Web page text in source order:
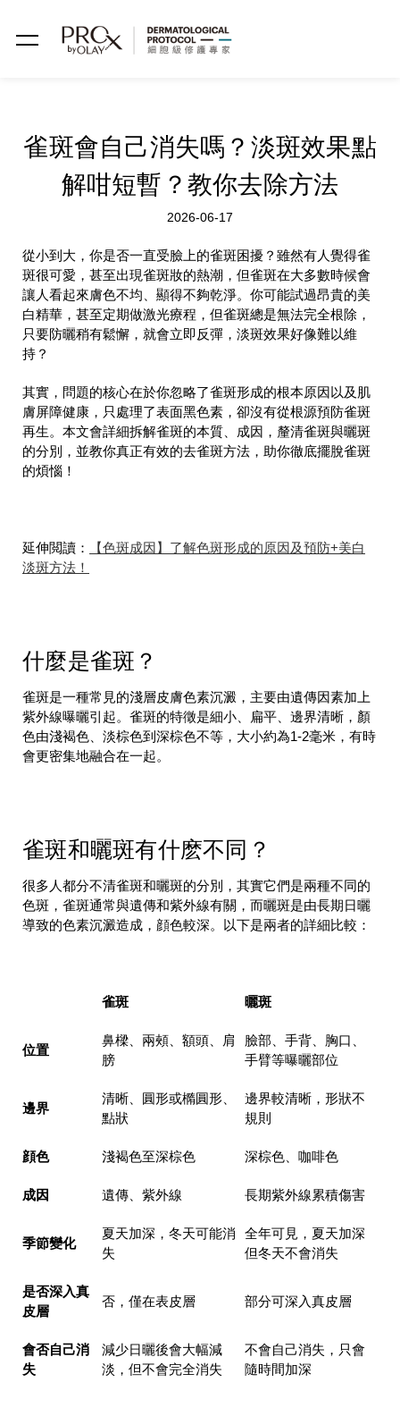
雀斑會自己消失嗎？淡斑效果點
解咁短暫？教你去除方法
2026-06-17
從小到大，你是否一直受臉上的雀斑困擾？雖然有人覺得雀
斑很可愛，甚至出現雀斑妝的熱潮，但雀斑在大多數時候會
讓人看起來膚色不均、顯得不夠乾淨。你可能試過昂貴的美
白精華，甚至定期做激光療程，但雀斑總是無法完全根除，
只要防曬稍有鬆懈，就會立即反彈，淡斑效果好像難以維
持？
其實，問題的核心在於你忽略了雀斑形成的根本原因以及肌
膚屏障健康，只處理了表面黑色素，卻沒有從根源預防雀斑
再生。本文會詳細拆解雀斑的本質、成因，釐清雀斑與曬斑
的分別，並教你真正有效的去雀斑方法，助你徹底擺脫雀斑
的煩惱！
延伸閲讀：
【色斑成因】了解色斑形成的原因及預防+美白
淡斑方法！
什麼是雀斑？
雀斑是一種常見的淺層皮膚色素沉澱，主要由遺傳因素加上
紫外線曝曬引起。雀斑的特徵是細小、扁平、邊界清晰，顏
色由淺褐色、淡棕色到深棕色不等，大小約為1-2毫米，有時
會更密集地融合在一起。
雀斑和曬斑有什麽不同？
很多人都分不清雀斑和曬斑的分別，其實它們是兩種不同的
色斑，雀斑通常與遺傳和紫外線有關，而曬斑是由長期日曬
導致的色素沉澱造成，顔色較深。以下是兩者的詳細比較：
雀斑 曬斑
位置
鼻樑、兩頰、額頭、肩
膀
臉部、手背、胸口、
手臂等曝曬部位
邊界
清晰、圓形或橢圓形、
點狀
邊界較清晰，形狀不
規則
顔色 淺褐色至深棕色 深棕色、咖啡色
成因 遺傳、紫外線 長期紫外線累積傷害
季節變化
夏天加深，冬天可能消
失
全年可見，夏天加深
但冬天不會消失
是否深入真
皮層
否，僅在表皮層 部分可深入真皮層
會否自己消
失
減少日曬後會大幅減
淡，但不會完全消失
不會自己消失，只會
隨時間加深